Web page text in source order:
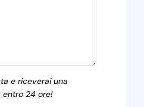
e riceverai una
entro 24 ore!